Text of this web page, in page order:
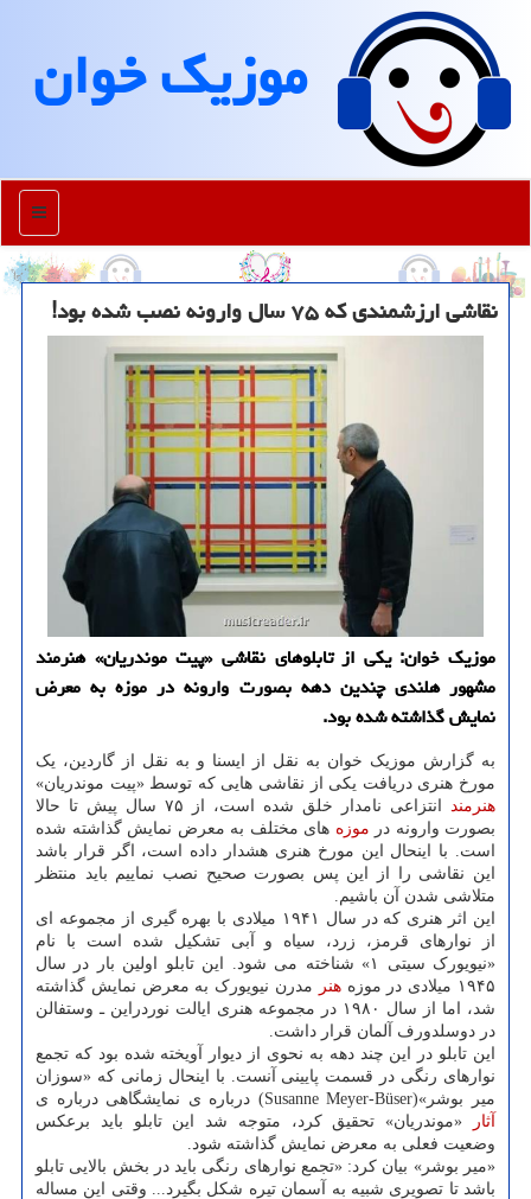
موزیك خوان
منو
نقاشی ارزشمندی که ۷۵ سال وارونه نصب شده بود!
موزیک خوان: یکی از تابلوهای نقاشی «پیت موندریان» هنرمند
مشهور هلندی چندین دهه بصورت وارونه در موزه به معرض
نمایش گذاشته شده بود.
به گزارش موزیک خوان به نقل از ایسنا و به نقل از گاردین، یک
مورخ هنری دریافت یکی از نقاشی هایی که توسط «پیت موندریان»
هنرمند
انتزاعی نامدار خلق شده است، از ۷۵ سال پیش تا حالا
بصورت وارونه در موزه های مختلف به معرض نمایش گذاشته شده
است. با اینحال این مورخ هنری هشدار داده است، اگر قرار باشد
این نقاشی را از این پس بصورت صحیح نصب نماییم باید منتظر
متلاشی شدن آن باشیم.
این اثر هنری که در سال ۱۹۴۱ میلادی با بهره گیری از مجموعه ای
از نوارهای قرمز، زرد، سیاه و آبی تشکیل شده است با نام
«نیویورک سیتی ۱» شناخته می شود. این تابلو اولین بار در سال
۱۹۴۵ میلادی در موزه
هنر
مدرن نیویورک به معرض نمایش گذاشته
شد، اما از سال ۱۹۸۰ در مجموعه هنری ایالت نوردراین ـ وستفالن
در دوسلدورف آلمان قرار داشت.
این تابلو در این چند دهه به نحوی از دیوار آویخته شده بود که تجمع
نوارهای رنگی در قسمت پایینی آنست. با اینحال زمانی که «سوزان
میر بوشر»(Susanne Meyer-Büser) درباره ی نمایشگاهی درباره ی
آثار
«موندریان» تحقیق کرد، متوجه شد این تابلو باید برعکس
وضعیت فعلی به معرض نمایش گذاشته شود.
«میر بوشر» بیان کرد: «تجمع نوارهای رنگی باید در بخش بالایی تابلو
باشد تا تصویری شبیه به آسمان تیره شکل بگیرد... وقتی این مساله